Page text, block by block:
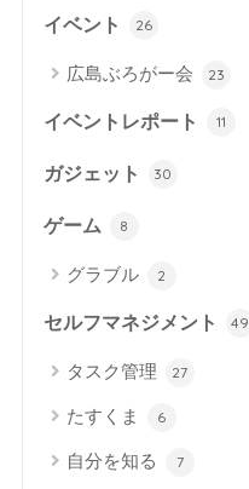
イベント 26
広島ぶろがー会 23
イベントレポート 11
ガジェット 30
ゲーム 8
グラブル 2
セルフマネジメント 49
タスク管理 27
たすくま 6
自分を知る 7